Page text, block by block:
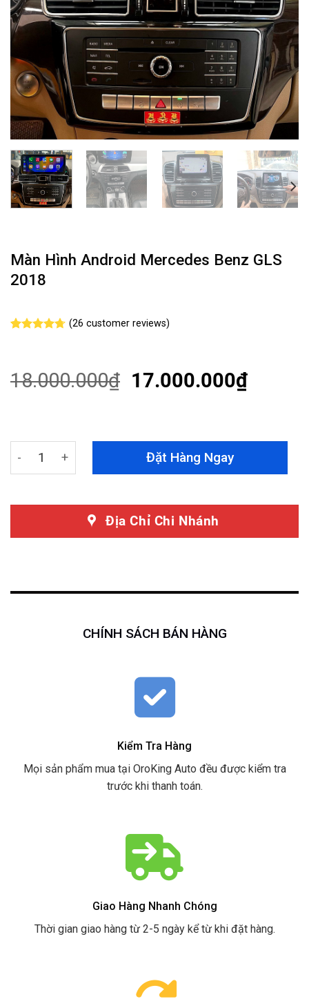
Màn Hình Android Mercedes Benz GLS
2018
customer
ratings
(26 customer reviews)
18.000.000₫ 17.000.000₫
Màn Hình Android Mercedes Benz GLS 2018 quantity
Đặt Hàng Ngay
Địa Chỉ Chi Nhánh
CHÍNH SÁCH BÁN HÀNG
Kiểm Tra Hàng
Mọi sản phẩm mua tại OroKing Auto đều được kiểm tra
trước khi thanh toán.
Giao Hàng Nhanh Chóng
Thời gian giao hàng từ 2-5 ngày kể từ khi đặt hàng.